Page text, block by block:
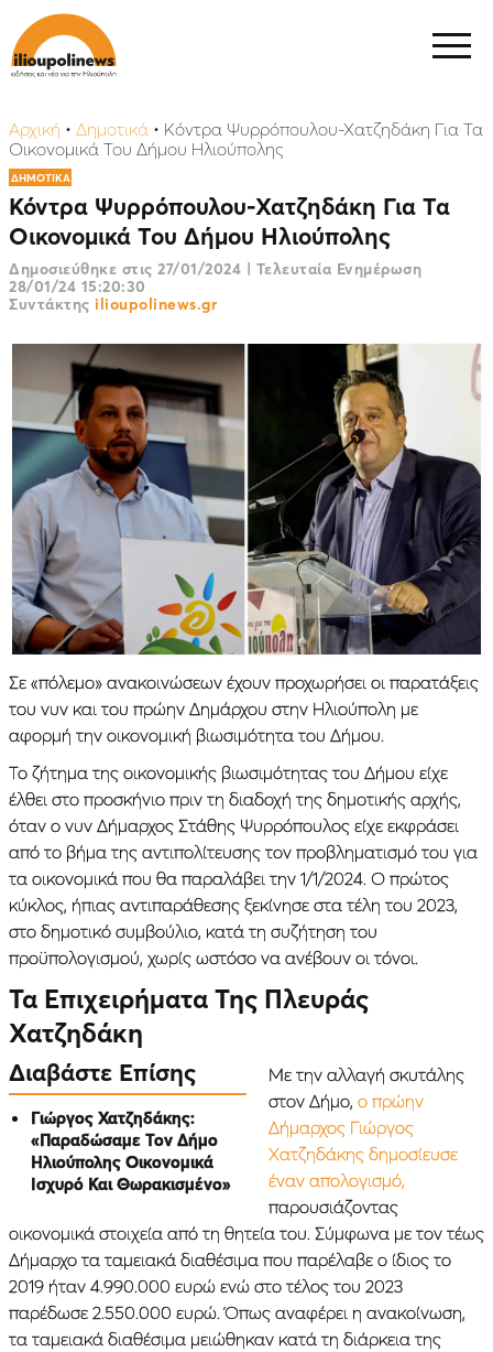
Αρχική • Δημοτικά • Κόντρα Ψυρρόπουλου-Χατζηδάκη Για Τα
Οικονομικά Του Δήμου Ηλιούπολης
ΔΗΜΟΤΙΚΑ
Κόντρα Ψυρρόπουλου-Χατζηδάκη Για Τα
Οικονομικά Του Δήμου Ηλιούπολης
Δημοσιεύθηκε στις 27/01/2024 | Τελευταία Ενημέρωση
28/01/24 15:20:30
Συντάκτης ilioupolinews.gr
Σε «πόλεμο» ανακοινώσεων έχουν προχωρήσει οι παρατάξεις
του νυν και του πρώην Δημάρχου στην Ηλιούπολη με
αφορμή την οικονομική βιωσιμότητα του Δήμου.
Το ζήτημα της οικονομικής βιωσιμότητας του Δήμου είχε
έλθει στο προσκήνιο πριν τη διαδοχή της δημοτικής αρχής,
όταν ο νυν Δήμαρχος Στάθης Ψυρρόπουλος είχε εκφράσει
από το βήμα της αντιπολίτευσης τον προβληματισμό του για
τα οικονομικά που θα παραλάβει την 1/1/2024. Ο πρώτος
κύκλος, ήπιας αντιπαράθεσης ξεκίνησε στα τέλη του 2023,
στο δημοτικό συμβούλιο, κατά τη συζήτηση του
προϋπολογισμού, χωρίς ωστόσο να ανέβουν οι τόνοι.
Τα Επιχειρήματα Της Πλευράς
Χατζηδάκη
Διαβάστε Επίσης
Γιώργος Χατζηδάκης:
«Παραδώσαμε Τον Δήμο
Ηλιούπολης Οικονομικά
Ισχυρό Και Θωρακισμένο»
Με την αλλαγή σκυτάλης
στον Δήμο, ο πρώην
Δήμαρχος Γιώργος
Χατζηδάκης δημοσίευσε
έναν απολογισμό,
παρουσιάζοντας
οικονομικά στοιχεία από τη θητεία του. Σύμφωνα με τον τέως
Δήμαρχο τα ταμειακά διαθέσιμα που παρέλαβε ο ίδιος το
2019 ήταν 4.990.000 ευρώ ενώ στο τέλος του 2023
παρέδωσε 2.550.000 ευρώ. Όπως αναφέρει η ανακοίνωση,
τα ταμειακά διαθέσιμα μειώθηκαν κατά τη διάρκεια της